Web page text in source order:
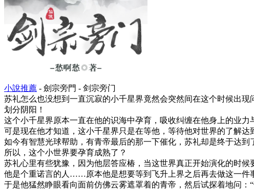
小說推薦 - 劍宗旁門 - 剑宗旁门
苏礼怎么也没想到一直沉寂的小千星界竟然会突然间在这个时候出
划分阴阳！
这个小千星界原本一直在他的识海中孕育，吸收纠缠在他身上的业力
可是现在他才知道，这小千星界只是在等他，等待他对世界的了解达
如今有智慧光球帮助，有青帝最后的那一下催化，苏礼却是终于达到
所以，这个小世界要孕育成熟了？
苏礼心里有些犹豫，因为他层答应椿，当这世界真正开始演化的时
他是个重诺言的人……原本他是想要等到飞升上界之后再去做这一件
于是他猛然睁眼看向面前仿佛云雾遮罩着的青帝，然后试探着地问